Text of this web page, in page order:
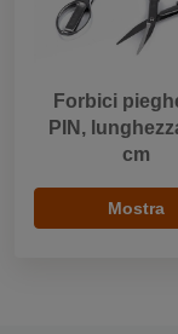
Forbici
PIN,
cm
Mostra